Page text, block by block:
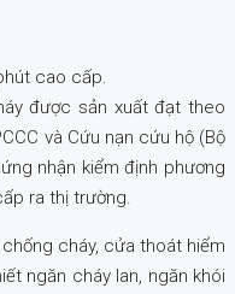
cao cấp.
được sản xuất đạt theo
và Cứu nạn cứu hộ (Bộ
nhận kiểm định phương
ra thị trường.
cháy, cửa thoát hiểm
ngăn cháy lan, ngăn khói